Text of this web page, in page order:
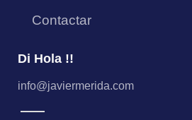
Contactar
Di Hola !!
info@javiermerida.com